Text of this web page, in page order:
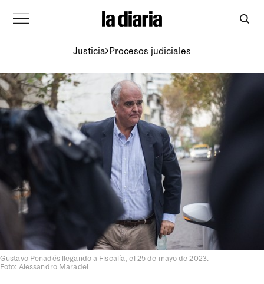
Justicia Procesos judiciales
Gustavo Penadés llegando a Fiscalía, el 25 de mayo de 2023.
Foto: Alessandro Maradei